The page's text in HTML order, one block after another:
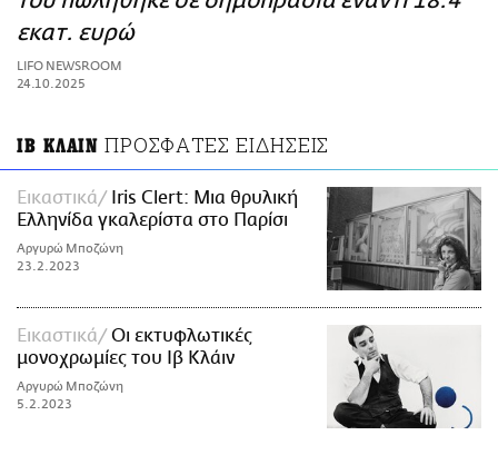
ΑΜΠΑ
PRINT
εκατ. ευρώ
LIFO NEWSROOM
24.10.2025
ΙΒ ΚΛΑΙΝ ΠΡΟΣΦΑΤΕΣ ΕΙΔΗΣΕΙΣ
Εικαστικά
Iris Clert: Μια θρυλική
Ελληνίδα γκαλερίστα στο Παρίσι
Αργυρώ Μποζώνη
23.2.2023
Εικαστικά
Οι εκτυφλωτικές
μονοχρωμίες του Ιβ Κλάιν
Αργυρώ Μποζώνη
5.2.2023